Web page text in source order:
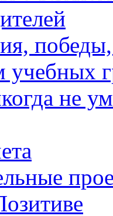
учебных
не